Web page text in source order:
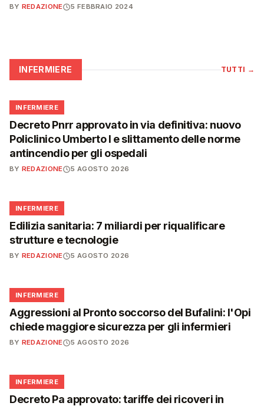
BY REDAZIONE 5 FEBBRAIO 2024
INFERMIERE TUTTI →
🩺
INFERMIERE
Decreto Pnrr approvato in via definitiva: nuovo
Policlinico Umberto I e slittamento delle norme
antincendio per gli ospedali
BY REDAZIONE 5 AGOSTO 2026
🩺
INFERMIERE
Edilizia sanitaria: 7 miliardi per riqualificare
strutture e tecnologie
BY REDAZIONE 5 AGOSTO 2026
🩺
INFERMIERE
Aggressioni al Pronto soccorso del Bufalini: l'Opi
chiede maggiore sicurezza per gli infermieri
BY REDAZIONE 5 AGOSTO 2026
🩺
INFERMIERE
Decreto Pa approvato: tariffe dei ricoveri in